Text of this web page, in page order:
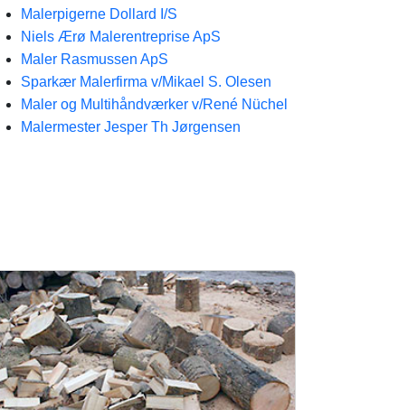
Malerpigerne Dollard I/S
Niels Ærø Malerentreprise ApS
Maler Rasmussen ApS
Sparkær Malerfirma v/Mikael S. Olesen
Maler og Multihåndværker v/René Nüchel
Malermester Jesper Th Jørgensen